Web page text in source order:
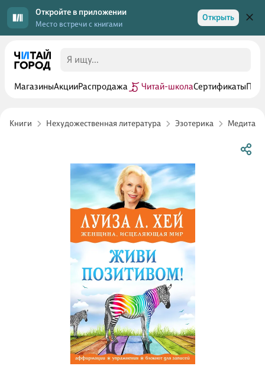
Откройте в приложении
Место встречи с книгами
Открыть
МагазиныАкцииРаспродажа Читай-школаСертификаты
Книги Нехудожественная литература Эзотерика